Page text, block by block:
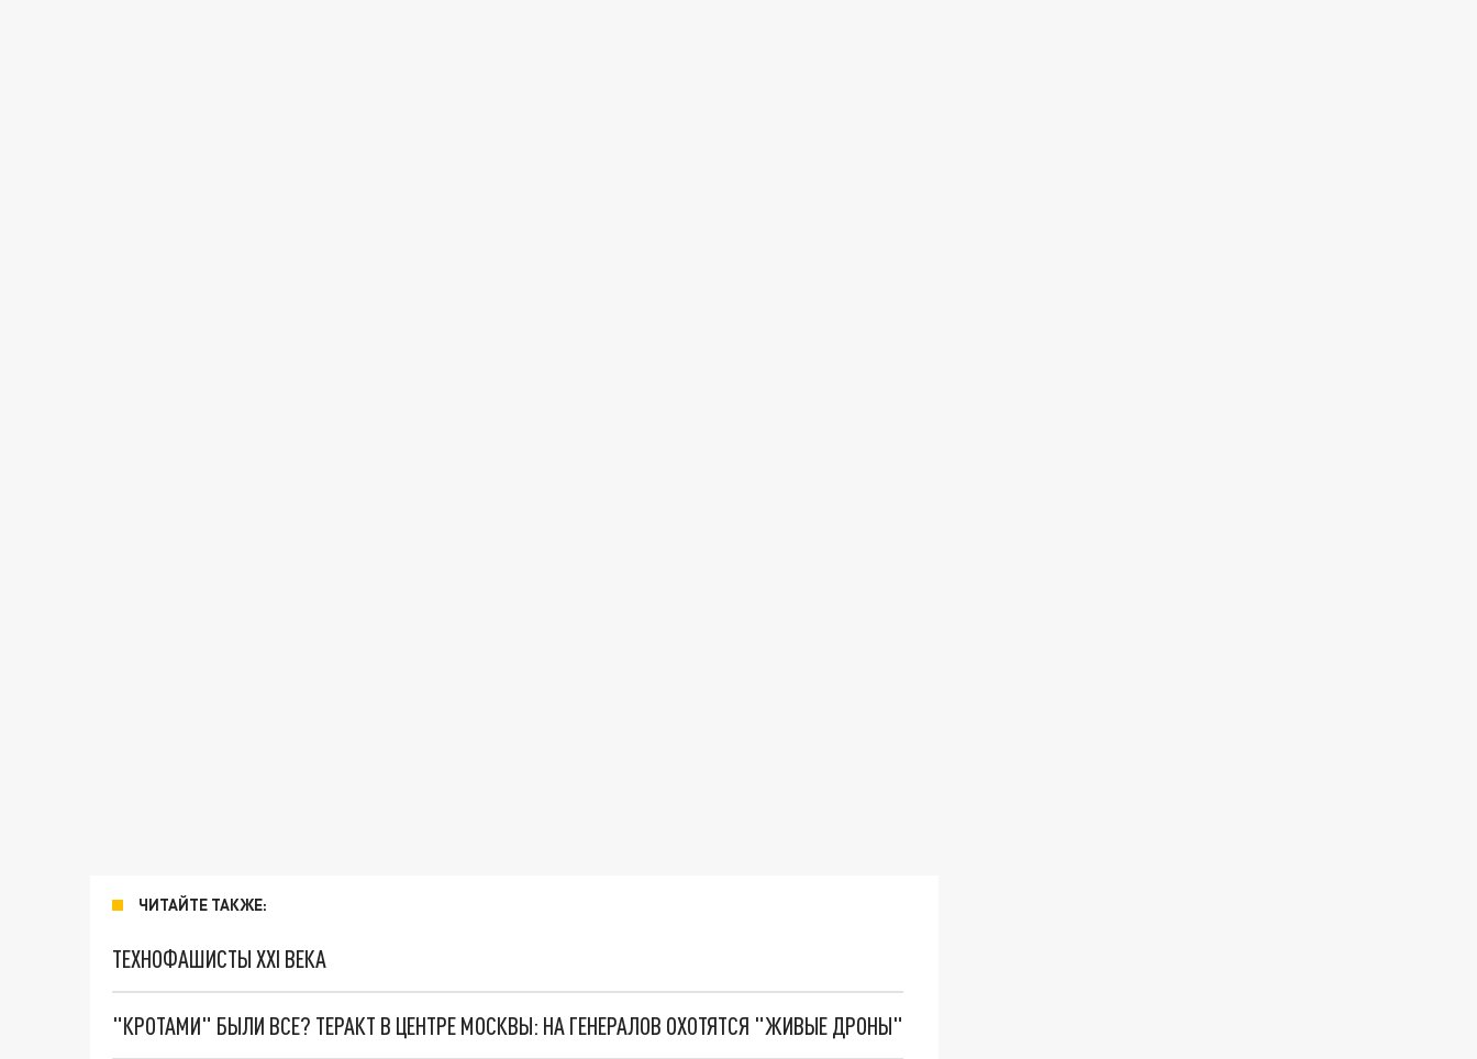
ЧИТАЙТЕ ТАКЖЕ:
ТЕХНОФАШИСТЫ XXI ВЕКА
"КРОТАМИ" БЫЛИ ВСЕ? ТЕРАКТ В ЦЕНТРЕ МОСКВЫ: НА ГЕНЕРАЛОВ ОХОТЯТСЯ "ЖИВЫЕ ДРОНЫ"